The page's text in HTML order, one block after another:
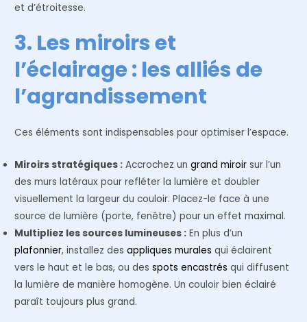
et d’étroitesse.
3. Les miroirs et
l’éclairage : les alliés de
l’agrandissement
Ces éléments sont indispensables pour optimiser l’espace.
Miroirs stratégiques : Accrochez ungrand miroir sur l’un
des murs latéraux pour refléter la lumière et doubler
visuellement la largeur du couloir. Placez-le face à une
source de lumière (porte, fenêtre) pour un effet maximal.
Multipliez les sources lumineuses : En plus d’un
plafonnier, installez desappliques murales qui éclairent
vers le haut et le bas, ou desspots encastrés qui diffusent
la lumière de manière homogène. Un couloir bien éclairé
paraît toujours plus grand.